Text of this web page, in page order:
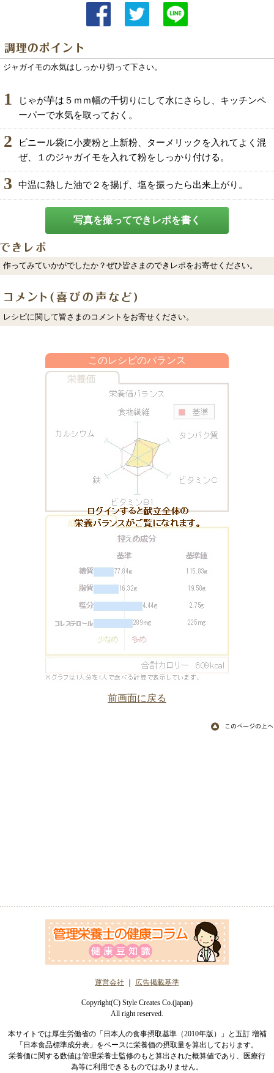
ジャガイモの水気はしっかり切って下さい。
1
じゃが芋は５ｍｍ幅の千切りにして水にさらし、キッチンペ
ーパーで水気を取っておく。
2
ビニール袋に小麦粉と上新粉、ターメリックを入れてよく混
ぜ、１のジャガイモを入れて粉をしっかり付ける。
3 中温に熱した油で２を揚げ、塩を振ったら出来上がり。
写真を撮ってできレポを書く
作ってみていかがでしたか？ぜひ皆さまのできレポをお寄せください。
レシピに関して皆さまのコメントをお寄せください。
このレシピのバランス
前画面に戻る
運営会社 広告掲載基準
Copyright(C) Style Creates Co.(japan)
All right reserved.
本サイトでは厚生労働省の「日本人の食事摂取基準（2010年版）」と五訂 増補
「日本食品標準成分表」をベースに栄養価の摂取量を算出しております。
栄養価に関する数値は管理栄養士監修のもと算出された概算値であり、医療行
為等に利用できるものではありません。